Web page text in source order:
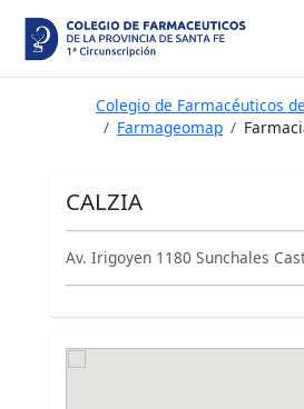
contenido
Colegio de Farmacéuticos
Farmageomap
CALZIA
Av. Irigoyen 1180 Sunchales